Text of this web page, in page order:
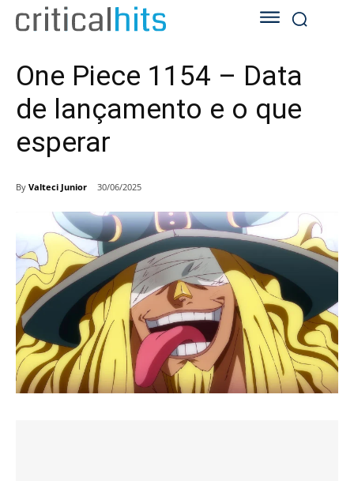
One Piece 1154 – Data
de lançamento e o que
esperar
By Valteci Junior 30/06/2025